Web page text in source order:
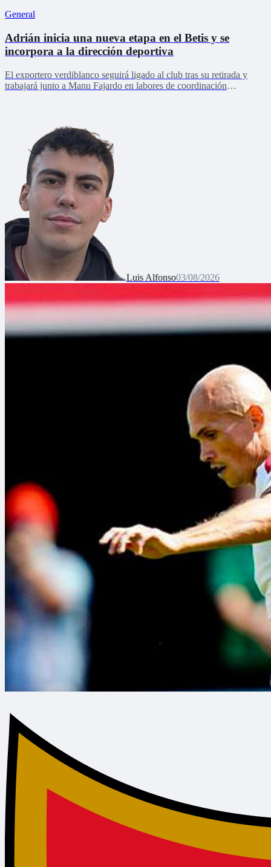
General
Adrián inicia una nueva etapa en el Betis y se
incorpora a la dirección deportiva
El exportero verdiblanco seguirá ligado al club tras su retirada y
trabajará junto a Manu Fajardo en labores de coordinación
Luis Alfonso03/08/2026